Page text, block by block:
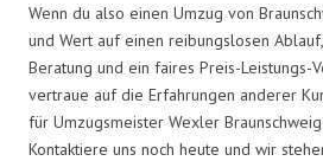
Wenn du also einen Umzug von
und Wert auf einen reibungslosen
Beratung und ein faires Preis-Leistungs-
vertraue auf die Erfahrungen anderer
für Umzugsmeister Wexler
Kontaktiere uns noch heute und wir